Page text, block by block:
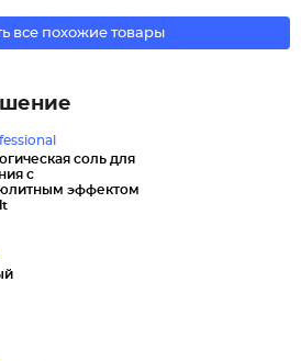
все похожие товары
соль для
с
эффектом